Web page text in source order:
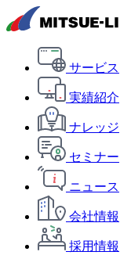
サービス
実績紹介
ナレッジ
セミナー
ニュース
会社情報
採用情報